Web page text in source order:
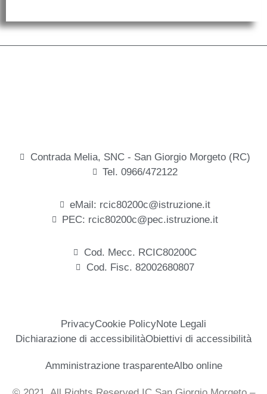
Contrada Melia, SNC - San Giorgio Morgeto (RC)
Tel. 0966/472122
eMail: rcic80200c@istruzione.it
PEC: rcic80200c@pec.istruzione.it
Cod. Mecc. RCIC80200C
Cod. Fisc. 82002680807
PrivacyCookie PolicyNote Legali
Dichiarazione di accessibilitàObiettivi di accessibilità
Amministrazione trasparenteAlbo online